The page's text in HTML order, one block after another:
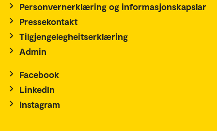
Personvernerklæring og informasjonskapslar
Pressekontakt
Tilgjengelegheitserklæring
Admin
Facebook
LinkedIn
Instagram